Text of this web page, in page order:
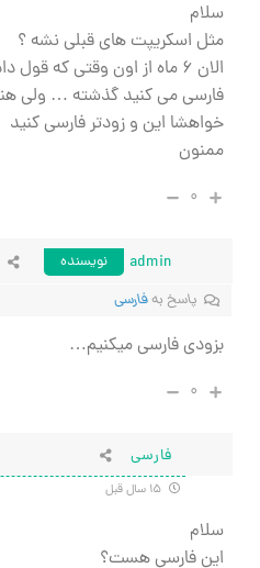
سلام
مثل اسکریپت های قبلی نشه ؟
الان ۶ ماه از اون وقتی که
فارسی می کنید گذشته … ولی
خواهشا این و زودتر فارسی کنید
ممنون
۰
admin
نویسنده
پاسخ بهفارسی
بزودی فارسی میکنیم…
۰
فارسی
سلام
این فارسی هست؟